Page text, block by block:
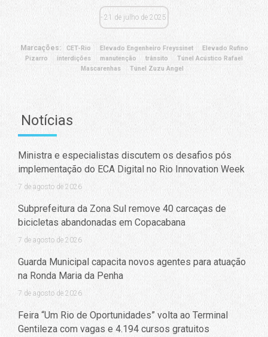
21 de julho de 2025
Marcações: CET-Rio Elevado Engenheiro Freyssinet
Elevado Rufino
Pizarro
interdições manutenção trânsito
Túnel Acústico Rafael
Mascarenhas
Túnel Zuzu Angel
Notícias
Ministra e especialistas discutem os desafios pós
implementação do ECA Digital no Rio Innovation Week
7 de agosto de 2026
Subprefeitura da Zona Sul remove 40 carcaças de
bicicletas abandonadas em Copacabana
7 de agosto de 2026
Guarda Municipal capacita novos agentes para atuação
na Ronda Maria da Penha
7 de agosto de 2026
Feira “Um Rio de Oportunidades” volta ao Terminal
Gentileza com vagas e 4.194 cursos gratuitos